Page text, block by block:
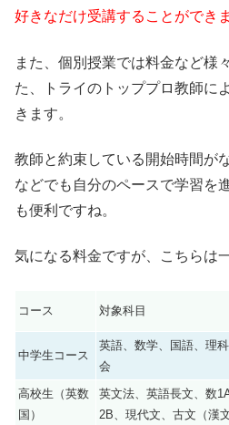
好きなだけ受講することができま
また、個別授業では料金など様
た、トライのトッププロ教師に
きます。
教師と約束している開始時間が
などでも自分のペースで学習を
も便利ですね。
気になる料金ですが、こちらは
コース 対象科目
中学生コース
英語、数学、国語、理
会
高校生（英数
国）
英文法、英語長文、数
2B、現代文、古文（漢文